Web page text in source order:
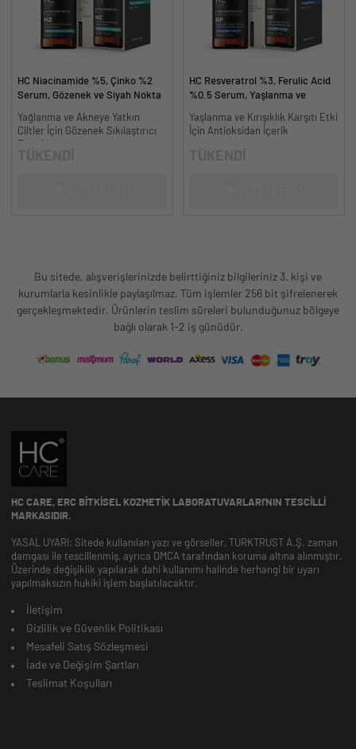
HC Niacinamide %5, Çinko %2
Serum, Gözenek ve Siyah Nokta
30 ml.
Yağlanma ve Akneye Yatkın
Ciltler İçin Gözenek Sıkılaştırıcı
Formül
HC Resveratrol %3, Ferulic Acid
%0.5 Serum, Yaşlanma ve
Yaşlanma ve Kırışıklık Karşıtı Etki
İçin Antioksidan İçerik
Bu sitede, alışverişlerinizde belirttiğiniz bilgileriniz 3. kişi ve
kurumlarla kesinlikle paylaşılmaz. Tüm işlemler 256 bit şifrelenerek
gerçekleşmektedir. Ürünlerin teslim süreleri bulunduğunuz bölgeye
bağlı olarak 1-2 iş günüdür.
HC CARE, ERC BITKISEL KOZMETIK LABORATUVARLARI'NIN TESCILLI
MARKASIDIR.
YASAL UYARI: Sitede kullanılan yazı ve görseller, TURKTRUST A.Ş. zaman
damgası ile tescillenmiş, ayrıca DMCA tarafından koruma altına alınmıştır.
Üzerinde değişiklik yapılarak dahi kullanımı halinde herhangi bir uyarı
yapılmaksızın hukiki işlem başlatılacaktır.
İletişim
Gizlilik ve Güvenlik Politikası
Mesafeli Satış Sözleşmesi
İade ve Değişim Şartları
Teslimat Koşulları